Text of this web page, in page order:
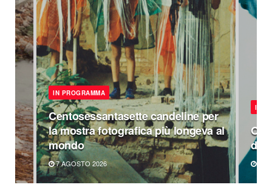
IN PROGRAMMA
Centosessantasette candeline per
la mostra fotografica più longeva al
mondo
7 AGOSTO 2026
IN
di
6